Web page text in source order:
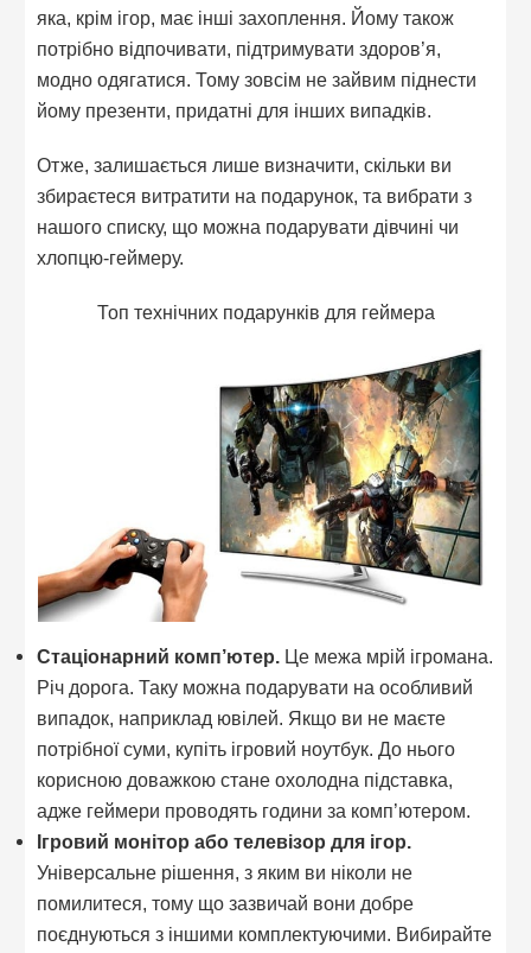
яка, крім ігор, має інші захоплення. Йому також
потрібно відпочивати, підтримувати здоров’я,
модно одягатися. Тому зовсім не зайвим піднести
йому презенти, придатні для інших випадків.
Отже, залишається лише визначити, скільки ви
збираєтеся витратити на подарунок, та вибрати з
нашого списку, що можна подарувати дівчині чи
хлопцю-геймеру.
Топ технічних подарунків для геймера
Стаціонарний комп’ютер. Це межа мрій ігромана.
Річ дорога. Таку можна подарувати на особливий
випадок, наприклад ювілей. Якщо ви не маєте
потрібної суми, купіть ігровий ноутбук. До нього
корисною доважкою стане охолодна підставка,
адже геймери проводять години за комп’ютером.
Ігровий монітор або телевізор для ігор.
Універсальне рішення, з яким ви ніколи не
помилитеся, тому що зазвичай вони добре
поєднуються з іншими комплектуючими. Вибирайте